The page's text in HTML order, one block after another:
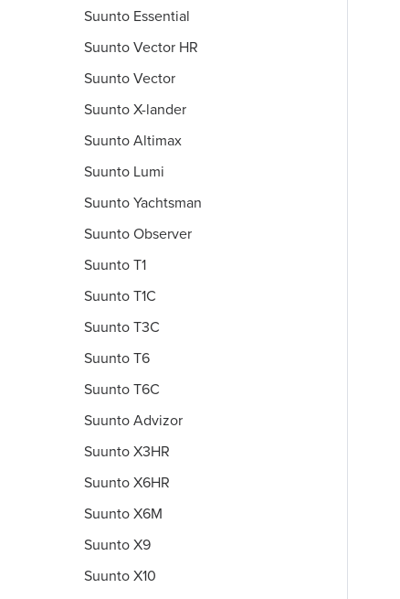
Suunto Essential
Suunto Vector HR
Suunto Vector
Suunto X-lander
Suunto Altimax
Suunto Lumi
Suunto Yachtsman
Suunto Observer
Suunto T1
Suunto T1C
Suunto T3C
Suunto T6
Suunto T6C
Suunto Advizor
Suunto X3HR
Suunto X6HR
Suunto X6M
Suunto X9
Suunto X10